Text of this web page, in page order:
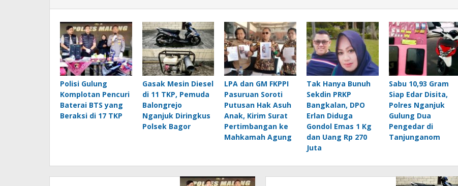
Polisi Gulung
Komplotan Pencuri
Baterai BTS yang
Beraksi di 17 TKP
Gasak Mesin Diesel
di 11 TKP, Pemuda
Balongrejo
Nganjuk Diringkus
Polsek Bagor
LPA dan GM FKPPI
Pasuruan Soroti
Putusan Hak Asuh
Anak, Kirim Surat
Pertimbangan ke
Mahkamah Agung
Tak Hanya Bunuh
Sekdin PRKP
Bangkalan, DPO
Erlan Diduga
Gondol Emas 1 Kg
dan Uang Rp 270
Juta
Sabu 10,93 Gram
Siap Edar Disita,
Polres Nganjuk
Gulung Dua
Pengedar di
Tanjunganom